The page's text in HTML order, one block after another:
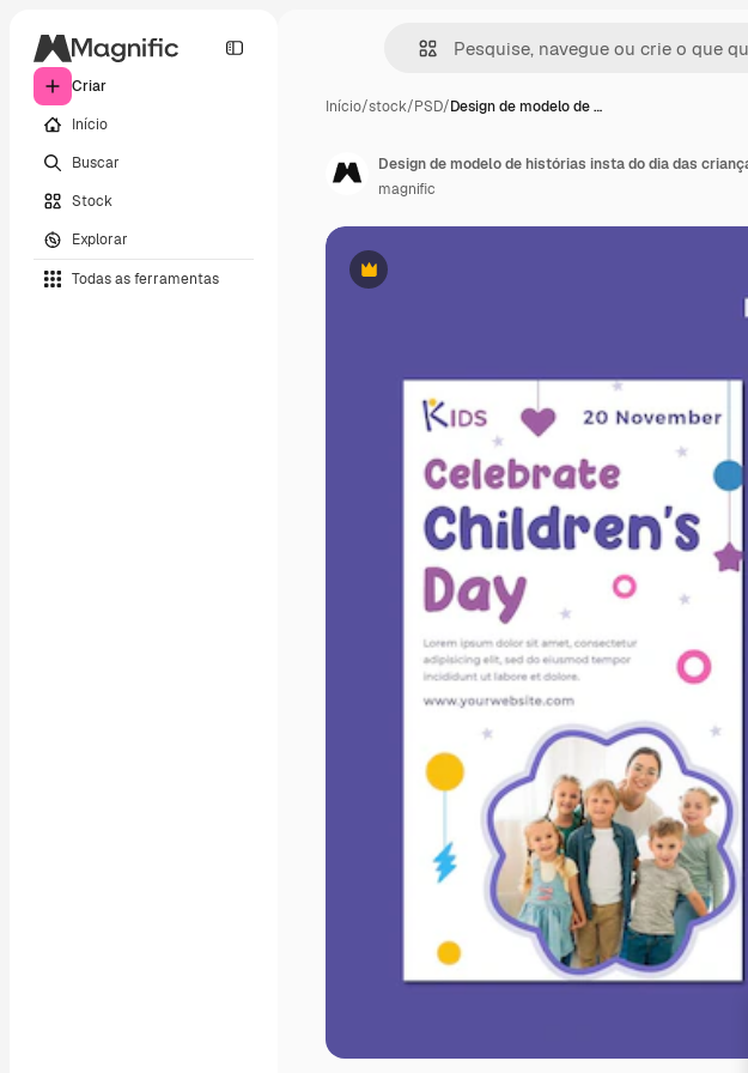
Criar
Início
Buscar
Stock
Explorar
Todas as ferramentas
Início/stock/PSD/Design de modelo de …
Premium
Design de modelo de histórias insta do dia das
magnific